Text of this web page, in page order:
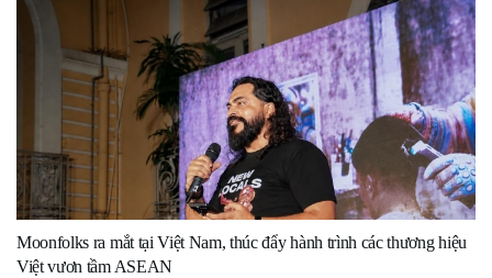
Moonfolks ra mắt tại Việt Nam, thúc đẩy hành trình các thương hiệu
Việt vươn tầm ASEAN